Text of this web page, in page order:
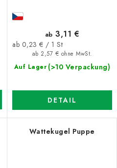
Auf Lager (>10 Verpackung)
ab 2,57 € ohne MwSt.
ab 3,11 €
Verkaufspreis:
ab 0,23 € / 1 St
DETAIL
Wattekugel Puppe